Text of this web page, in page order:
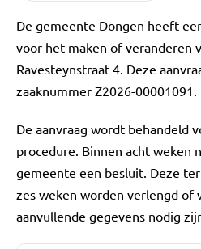
De gemeente Dongen heeft
voor het maken of veranderen
Ravesteynstraat 4. Deze
zaaknummer Z2026-00001091.
De aanvraag wordt behandeld
procedure. Binnen acht weken
gemeente een besluit. Deze
zes weken worden verlengd of
aanvullende gegevens nodig